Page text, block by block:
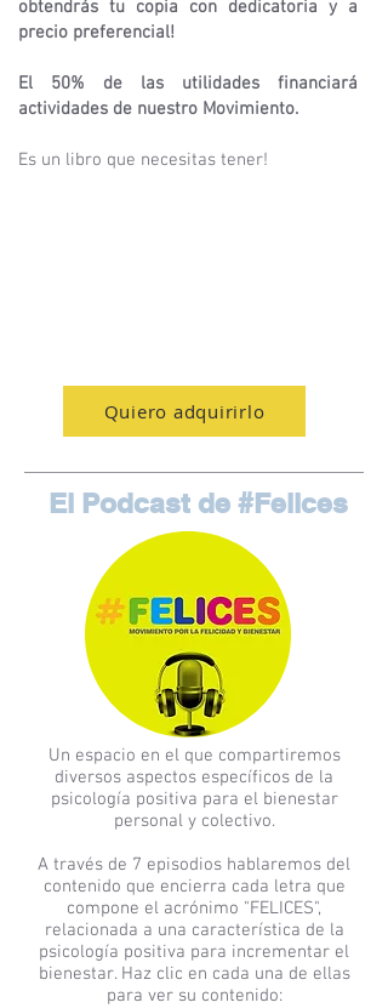
obtendrás tu copia con dedicatoria y a
precio preferencial!
El 50% de las utilidades financiará
actividades de nuestro Movimiento.
Es un libro que necesitas tener!
Quiero adquirirlo
El Podcast de #Felices
Un espacio en el que compartiremos
diversos aspectos específicos de la
psicología positiva para el bienestar
personal y colectivo.
A través de 7 episodios hablaremos del
contenido que encierra cada letra que
compone el acrónimo "FELICES",
relacionada a una característica de la
psicología positiva para incrementar el
bienestar. Haz clic en cada una de ellas
para ver su contenido: